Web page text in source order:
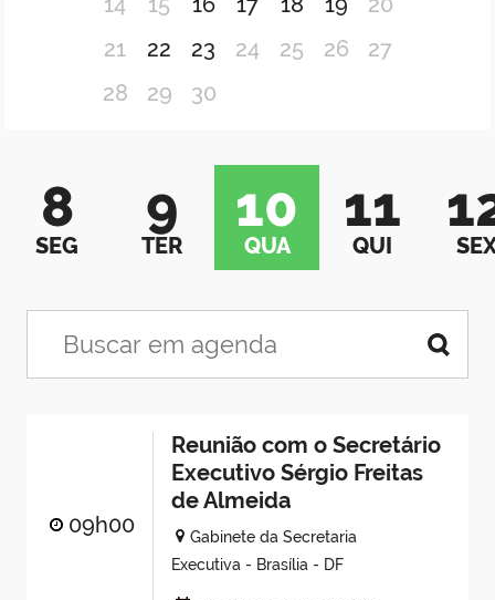
21
22 23 24 25 26
27
28
29 30
8
SEG
9
TER
10
QUA
11
QUI
09h00
Reunião com o Secretário
Executivo Sérgio Freitas
de Almeida
Gabinete da Secretaria
Executiva - Brasília - DF